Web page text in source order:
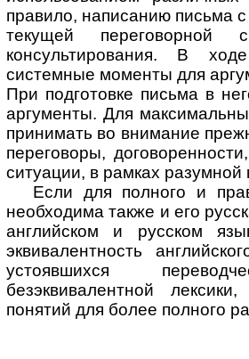
правило, написанию письма
текущей
консультирования. В
системные моменты для
При подготовке письма в
аргументы. Для
принимать во внимание
переговоры,
ситуации, в рамках
Если для полного и
необходима также и его
английском и русском
эквивалентность
устоявшихся
безэквивалентной
понятий для более полного